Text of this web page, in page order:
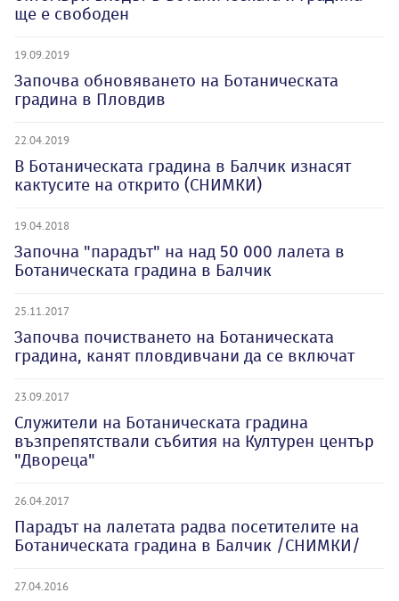
ще е свободен
19.09.2019
Започва обновяването на Ботаническата
градина в Пловдив
22.04.2019
В Ботаническата градина в Балчик изнасят
кактусите на открито (СНИМКИ)
19.04.2018
Започна "парадът" на над 50 000 лалета в
Ботаническата градина в Балчик
25.11.2017
Започва почистването на Ботаническата
градина, канят пловдивчани да се включат
23.09.2017
Служители на Ботаническата градина
възпрепятствали събития на Културен център
"Двореца"
26.04.2017
Парадът на лалетата радва посетителите на
Ботаническата градина в Балчик /СНИМКИ/
27.04.2016